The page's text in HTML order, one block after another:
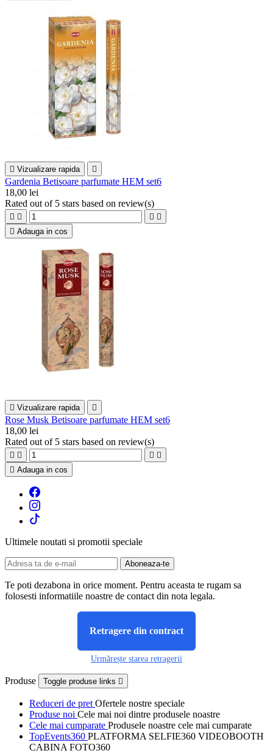
 Vizualizare rapida 
Gardenia Betisoare parfumate HEM set6
18,00 lei
Rated out of 5 stars based on review(s)
   
 Adauga in cos
 Vizualizare rapida 
Rose Musk Betisoare parfumate HEM set6
18,00 lei
Rated out of 5 stars based on review(s)
   
 Adauga in cos
Ultimele noutati si promotii speciale
Te poti dezabona in orice moment. Pentru aceasta te rugam sa
folosesti informatiile noastre de contact din nota legala.
Retragere din contract
Urmărește starea retragerii
Produse Toggle produse links 
Reduceri de pretOfertele nostre speciale
Produse noi Cele mai noi dintre produsele noastre
Cele mai cumparate Produsele noastre cele mai cumparate
TopEvents360 PLATFORMA SELFIE360 VIDEOBOOTH
CABINA FOTO360